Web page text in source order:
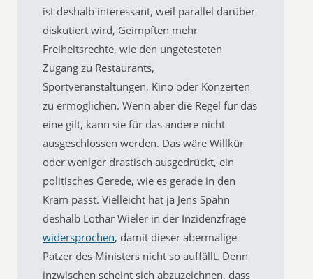
ist deshalb interessant, weil parallel darüber
diskutiert wird, Geimpften mehr
Freiheitsrechte, wie den ungetesteten
Zugang zu Restaurants,
Sportveranstaltungen, Kino oder Konzerten
zu ermöglichen. Wenn aber die Regel für das
eine gilt, kann sie für das andere nicht
ausgeschlossen werden. Das wäre Willkür
oder weniger drastisch ausgedrückt, ein
politisches Gerede, wie es gerade in den
Kram passt. Vielleicht hat ja Jens Spahn
deshalb Lothar Wieler in der Inzidenzfrage
widersprochen, damit dieser abermalige
Patzer des Ministers nicht so auffällt. Denn
inzwischen scheint sich abzuzeichnen, dass